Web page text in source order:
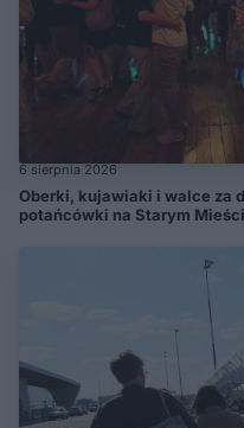
6 sierpnia 2026
Oberki, kujawiaki i walce za
potańcówki na Starym